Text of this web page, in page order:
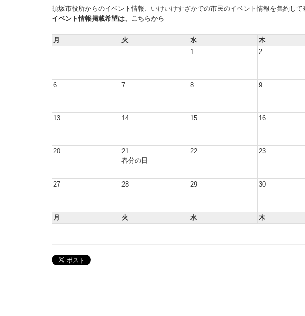
須坂市役所からのイベント情報、 いけいけすざかでの市民のイベント情報を集約して
イベント情報掲載希望は、 こちらから
月 火 水 木
1
2
6 7 8 9
13 14 15 16
20
21
春分の日
22 23
27 28 29 30
月 火 水 木